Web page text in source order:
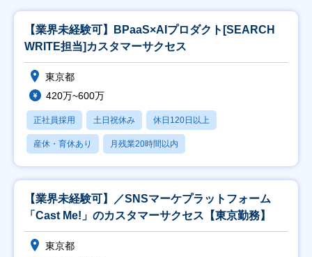
【業界未経験可】BPaaS×AIプロダクト[SEARCH
WRITE担当]カスタマーサクセス
東京都
420万~600万
正社員採用 土日祝休み 休日120日以上
産休・育休あり 月残業20時間以内
【業界未経験可】／SNSマーケプラットフォーム
「Cast Me!」のカスタマーサクセス【東京勤務】
東京都